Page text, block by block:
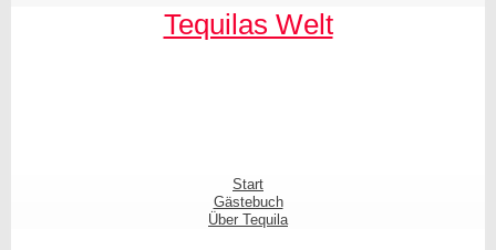
to
content
to
SEARCH-
to
LINKS-
to
CATEGORIES-
to
ARCHIVES-
to
META-
to
FACEBOOK-
to
TEXT-
to
AKISMET_WIDGET-
to
TAG_CLOUD-
Tequilas Welt
Shrunk
Expand
Start
Gästebuch
Über Tequila